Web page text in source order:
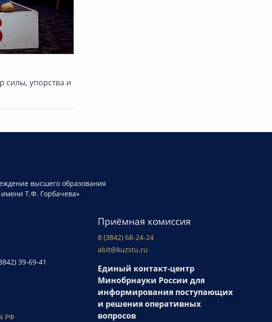
упорства и
высшего образования
имени Т.Ф. Горбачева»
39-69-41
РФ
Приёмная комиссия
8 (3842) 68-24-24
abit@kuzstu.ru
Единый контакт-центр
Минобрнауки России для
информирования поступающих
и решения оперативных
вопросов